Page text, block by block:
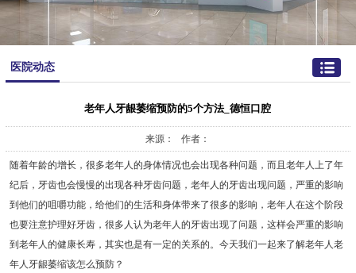
医院动态
老年人牙龈萎缩预防的5个方法_德恒口腔
来源： 作者：
随着年龄的增长，很多老年人的身体情况也会出现各种问题，而且老年人上了年
纪后，牙齿也会慢慢的出现各种牙齿问题，老年人的牙齿出现问题，严重的影响
到他们的咀嚼功能，给他们的生活和身体带来了很多的影响，老年人在这个阶段
也要注意护理好牙齿，很多人认为老年人的牙齿出现了问题，这样会严重的影响
到老年人的健康长寿，其实也是有一定的关系的。今天我们一起来了解老年人老
年人牙龈萎缩该怎么预防？